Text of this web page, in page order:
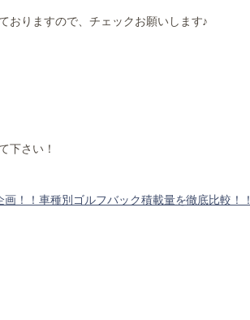
おりますので、チェックお願いします♪
下さい！
！！車種別ゴルフバック積載量を徹底比較！！